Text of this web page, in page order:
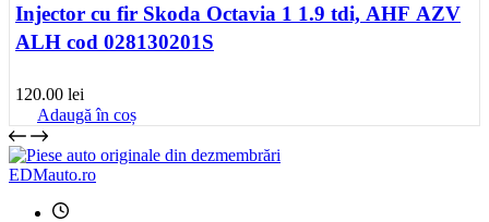
Injector cu fir Skoda Octavia 1 1.9 tdi, AHF AZV
ALH cod 028130201S
120.00 lei
Adaugă în coș
EDMauto.ro